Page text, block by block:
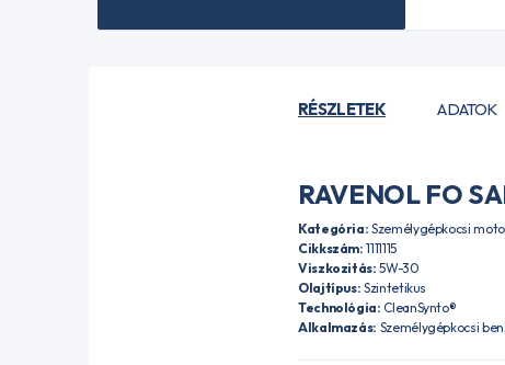
RÉSZLETEK ADATOK
RAVENOL FO
Kategória: Személygépkocsi
Cikkszám: 1111115
Viszkozitás: 5W-30
Olajtípus: Szintetikus
Technológia: CleanSynto®
Alkalmazás: Személygépkocsi